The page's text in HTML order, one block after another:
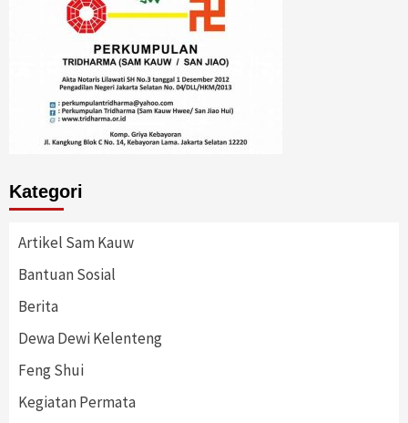
Kategori
Artikel Sam Kauw
Bantuan Sosial
Berita
Dewa Dewi Kelenteng
Feng Shui
Kegiatan Permata